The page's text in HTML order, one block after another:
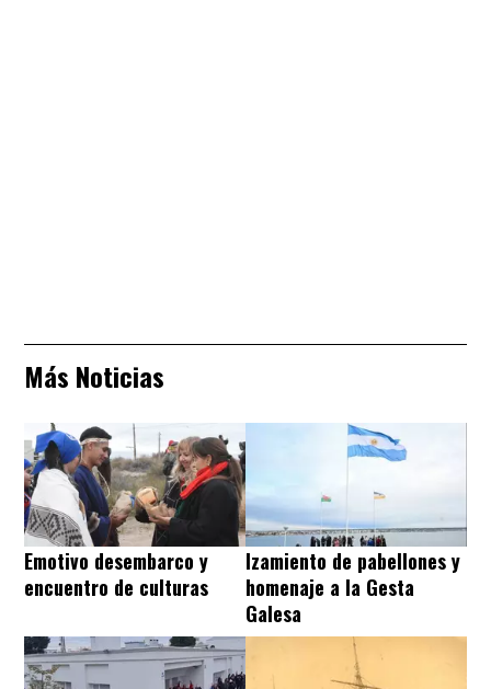
Más Noticias
Emotivo desembarco y
encuentro de culturas
Izamiento de pabellones y
homenaje a la Gesta
Galesa